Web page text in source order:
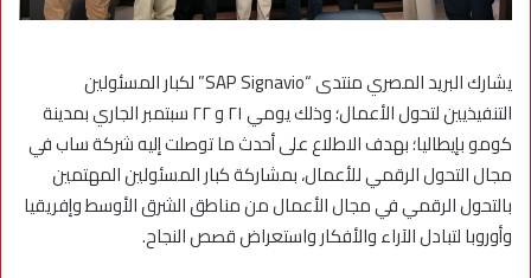
يشارك البريد المصري منتدى “SAP Signavio” لكبار المسئولين
التنفيذيين لتحول الأعمال؛ وذلك يومي ٢١ و ٢٢ سبتمبر الجاري بمدينة
كومو بإيطاليا؛ بهدف الاطلاع على أحدث ما توصلت إليه شركة ساب في
مجال التحول الرقمي للأعمال، بمشاركة كبار المسئولين المهتمين
بالتحول الرقمي في مجال الأعمال من مناطق الشرق الأوسط وإفريقيا
وأوروبا لتبادل الآراء والأفكار واستعراض قصص النجاح.